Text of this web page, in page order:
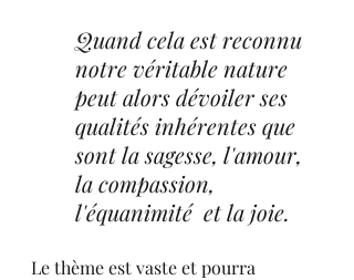
Quand cela est reconnu
notre véritable nature
peut alors dévoiler ses
qualités inhérentes que
sont la sagesse, l'amour,
la compassion,
l'équanimité  et la joie.
Le thème est vaste et pourra